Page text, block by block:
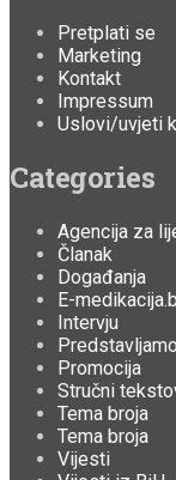
Pretplati se
Marketing
Kontakt
Impressum
Uslovi/uvjeti
Categories
Agencija za
Članak
Događanja
E-
Intervju
Predstavljamo
Promocija
Stručni
Tema broja
Tema broja
Vijesti